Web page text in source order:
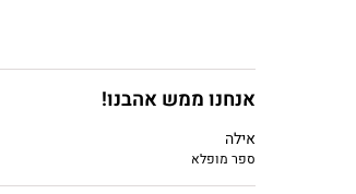
קטנה ומחפשת להעביר את
האנושיות שעוד נותרה בה,
ומתנהלת בבדידות מזהרת.
ריד טיילור הוא מוזיקאי
אנחנו ממש אהבנו!
אילה
ספר מופלא